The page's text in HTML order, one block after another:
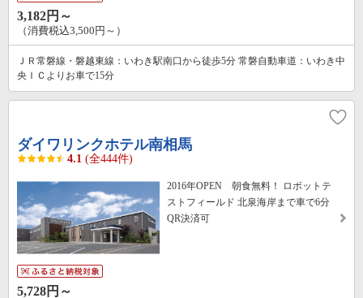
3,182円～
（消費税込3,500円～）
ＪＲ常磐線・磐越東線：いわき駅南口から徒歩5分 常磐自動車道：いわき中
央ＩＣよりお車で15分
ダイワリンクホテル南相馬
4.1 (全444件)
2016年OPEN 朝食無料！ ロボットテ
ストフィールド 北泉海岸まで車で6分
QR決済可
5,728円～